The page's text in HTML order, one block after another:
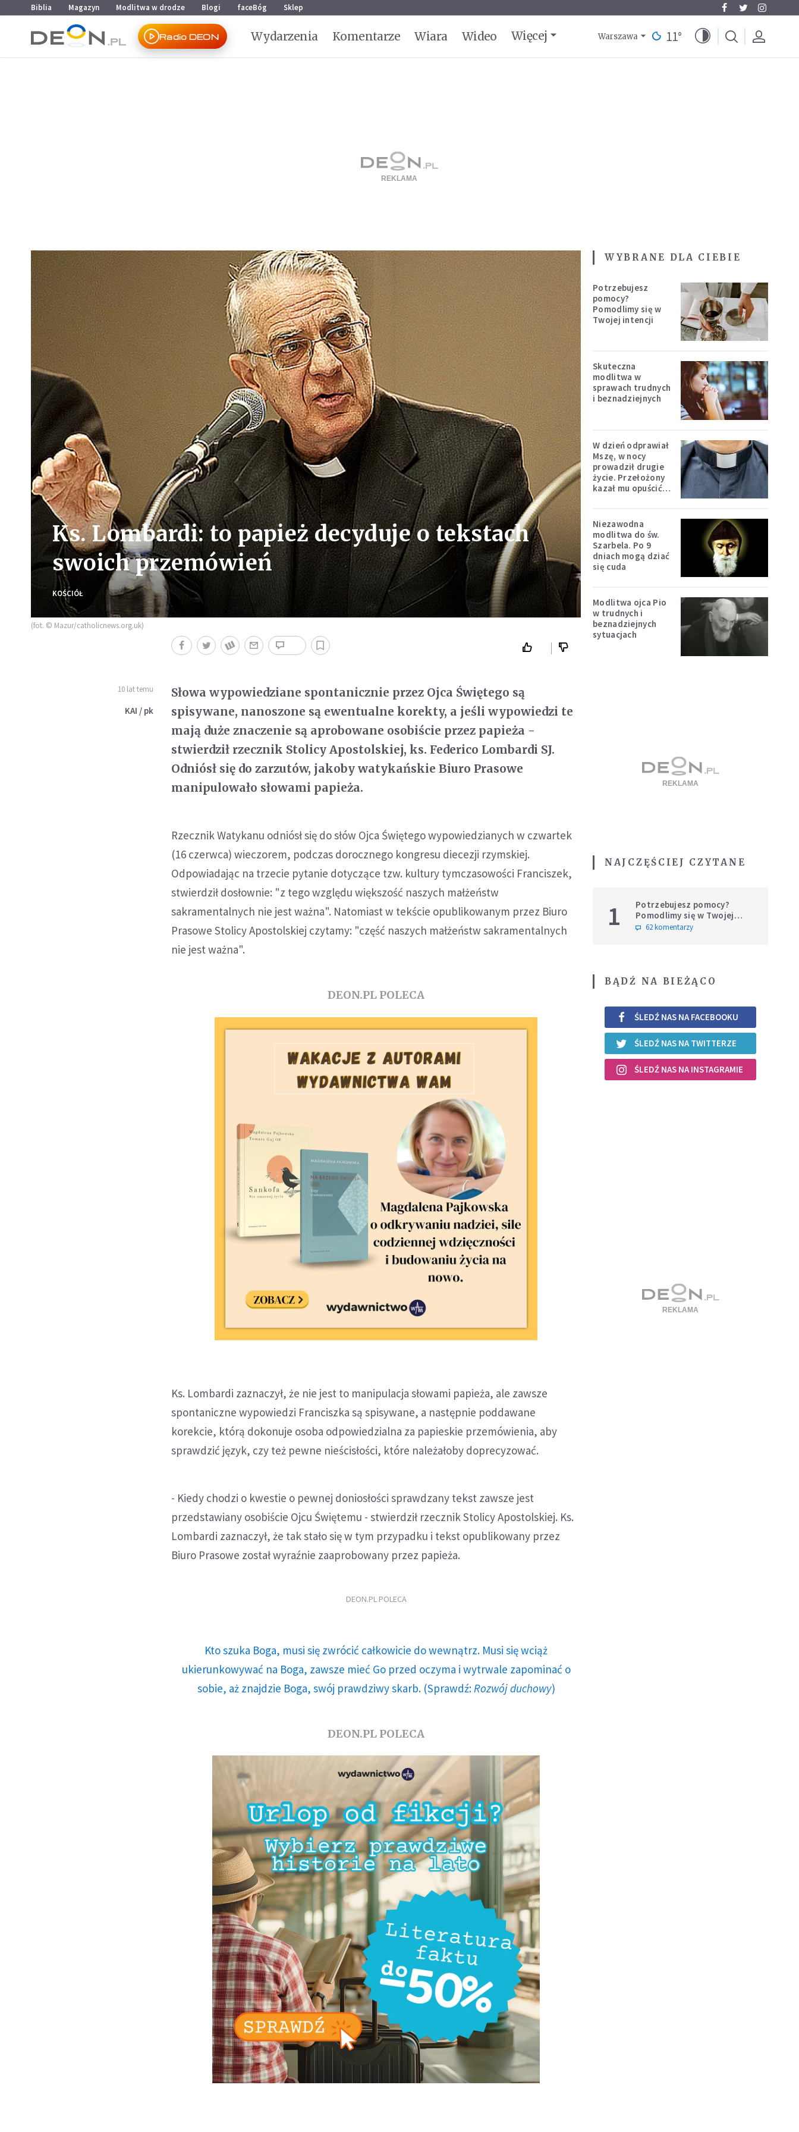
Przejdź do menu głównego
Przejdź do treści
Biblia Magazyn Modlitwa w drodze Blogi faceBóg Sklep
Radio DEON Wydarzenia Komentarze Wiara Wideo Więcej Warszawa 11°
Ks. Lombardi: to papież decyduje o tekstach
swoich przemówień
KOŚCIÓŁ
(fot. © Mazur/catholicnews.org.uk)
10 lat temu
KAI / pk
Słowa wypowiedziane spontanicznie przez Ojca Świętego są
spisywane, nanoszone są ewentualne korekty, a jeśli wypowiedzi te
mają duże znaczenie są aprobowane osobiście przez papieża -
stwierdził rzecznik Stolicy Apostolskiej, ks. Federico Lombardi SJ.
Odniósł się do zarzutów, jakoby watykańskie Biuro Prasowe
manipulowało słowami papieża.
Rzecznik Watykanu odniósł się do słów Ojca Świętego wypowiedzianych w czwartek
(16 czerwca) wieczorem, podczas dorocznego kongresu diecezji rzymskiej.
Odpowiadając na trzecie pytanie dotyczące tzw. kultury tymczasowości Franciszek,
stwierdził dosłownie: "z tego względu większość naszych małżeństw
sakramentalnych nie jest ważna". Natomiast w tekście opublikowanym przez Biuro
Prasowe Stolicy Apostolskiej czytamy: "część naszych małżeństw sakramentalnych
nie jest ważna".
DEON.PL POLECA
Ks. Lombardi zaznaczył, że nie jest to manipulacja słowami papieża, ale zawsze
spontaniczne wypowiedzi Franciszka są spisywane, a następnie poddawane
korekcie, którą dokonuje osoba odpowiedzialna za papieskie przemówienia, aby
sprawdzić język, czy też pewne nieścisłości, które należałoby doprecyzować.
- Kiedy chodzi o kwestie o pewnej doniosłości sprawdzany tekst zawsze jest
przedstawiany osobiście Ojcu Świętemu - stwierdził rzecznik Stolicy Apostolskiej. Ks.
Lombardi zaznaczył, że tak stało się w tym przypadku i tekst opublikowany przez
Biuro Prasowe został wyraźnie zaaprobowany przez papieża.
DEON.PL POLECA
Kto szuka Boga, musi się zwrócić całkowicie do wewnątrz. Musi się wciąż
ukierunkowywać na Boga, zawsze mieć Go przed oczyma i wytrwale zapominać o
sobie, aż znajdzie Boga, swój prawdziwy skarb. (Sprawdź: Rozwój duchowy)
DEON.PL POLECA
WYBRANE DLA CIEBIE
Potrzebujesz
pomocy?
Pomodlimy się w
Twojej intencji
Skuteczna
modlitwa w
sprawach trudnych
i beznadziejnych
W dzień odprawiał
Mszę, w nocy
prowadził drugie
życie. Przełożony
kazał mu opuścić
Niezawodna
modlitwa do św.
Szarbela. Po 9
dniach mogą dziać
się cuda
Modlitwa ojca Pio
w trudnych i
beznadziejnych
sytuacjach
NAJCZĘŚCIEJ CZYTANE
1
Potrzebujesz pomocy?
Pomodlimy się w Twojej
intencji
62 komentarzy
BĄDŹ NA BIEŻĄCO
ŚLEDŹ NAS NA FACEBOOKU
ŚLEDŹ NAS NA TWITTERZE
ŚLEDŹ NAS NA INSTAGRAMIE